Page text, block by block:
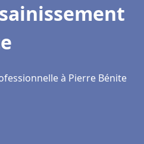
à Pierre Bénite